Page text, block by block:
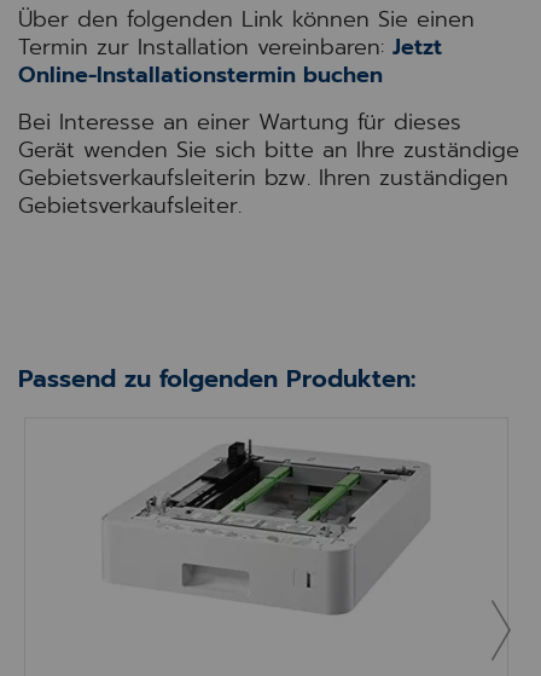
Über den folgenden Link können Sie einen
Termin zur Installation vereinbaren:Jetzt
Online-Installationstermin buchen
Bei Interesse an einer Wartung für dieses
Gerät wenden Sie sich bitte an Ihre zuständige
Gebietsverkaufsleiterin bzw. Ihren zuständigen
Gebietsverkaufsleiter.
Passend zu folgenden Produkten:
Brother LT-330CL Papierkassette 250 Blatt –